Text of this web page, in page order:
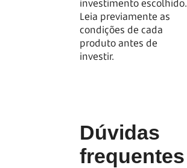
investimento escolhido.
Leia previamente as
condições de cada
produto antes de
investir.
Dúvidas
frequentes